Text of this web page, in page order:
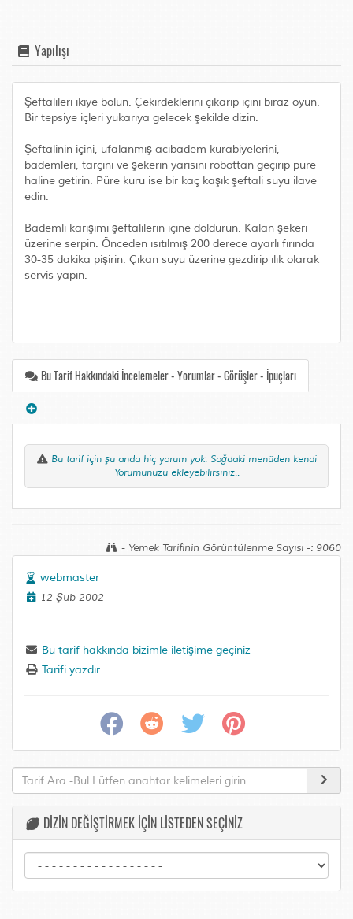
Yapılışı
Şeftalileri ikiye bölün. Çekirdeklerini çıkarıp içini biraz oyun.
Bir tepsiye içleri yukarıya gelecek şekilde dizin.
Şeftalinin içini, ufalanmış acıbadem kurabiyelerini,
bademleri, tarçını ve şekerin yarısını robottan geçirip püre
haline getirin. Püre kuru ise bir kaç kaşık şeftali suyu ilave
edin.
Bademli karışımı şeftalilerin içine doldurun. Kalan şekeri
üzerine serpin. Önceden ısıtılmış 200 derece ayarlı fırında
30-35 dakika pişirin. Çıkan suyu üzerine gezdirip ılık olarak
servis yapın.
Bu Tarif Hakkındaki İncelemeler - Yorumlar - Görüşler - İpuçları
Bu tarif için şu anda hiç yorum yok. Sağdaki menüden kendi
Yorumunuzu ekleyebilirsiniz..
- Yemek Tarifinin Görüntülenme Sayısı -: 9060
webmaster
12 Şub 2002
Bu tarif hakkında bizimle iletişime geçiniz
Tarifi yazdır
DİZİN DEĞİŞTİRMEK İÇİN LİSTEDEN SEÇİNİZ